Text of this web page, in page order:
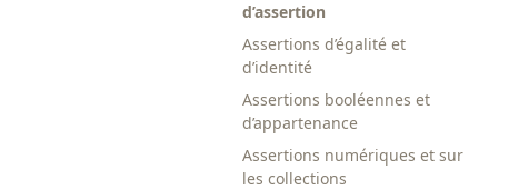
d’assertion
Assertions d’égalité et
d’identité
Assertions booléennes et
d’appartenance
Assertions numériques et sur
les collections